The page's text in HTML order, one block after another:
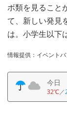
ボ類を見ること
て、新しい発見
は。小学生以下
情報提供：イベントバ
今日
32℃／